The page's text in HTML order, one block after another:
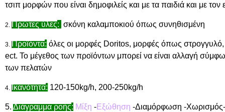
τσιπ μορφών που είναι δημοφιλείς και με τα παιδιά και με τον
2. Πρώτες ύλες: σκόνη καλαμποκιού όπως συνηθισμένη
3. Προϊόντα: όλες οι μορφές Doritos, μορφές όπως
ect. Το μέγεθος των προϊόντων μπορεί να είναι αλλαγή
των πελατών
4. Ικανότητα: 120-150kg/h, 200-250kg/h
5. Διάγραμμα ροής: Μίξη -Εξώθηση -Διαμόρφωση -Χωρισμός-